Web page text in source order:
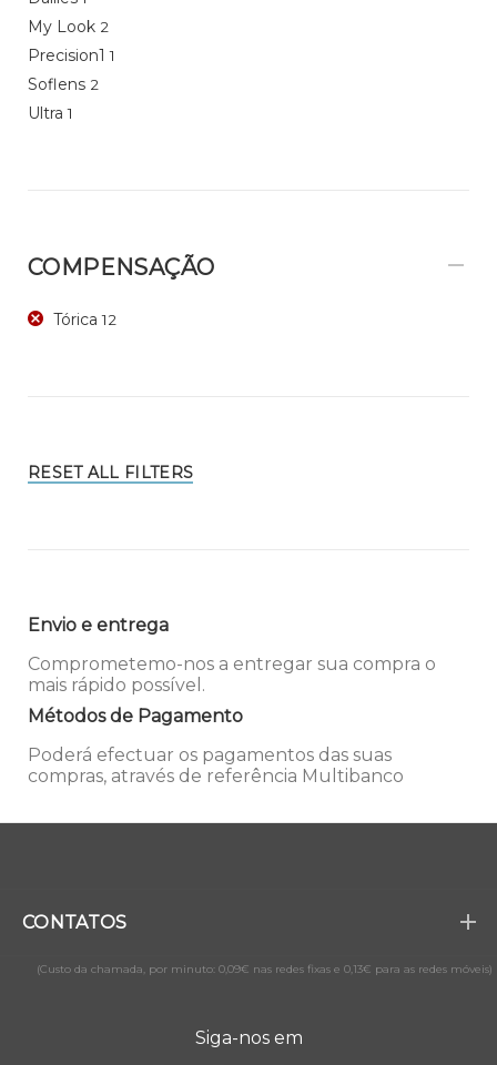
My Look 2
Precision1 1
Soflens 2
Ultra 1
COMPENSAÇÃO
Tórica 12
RESET ALL FILTERS
Envio e entrega
Comprometemo-nos a entregar sua compra o
mais rápido possível.
Métodos de Pagamento
Poderá efectuar os pagamentos das suas
compras, através de referência Multibanco
CONTATOS
(Custo da chamada, por minuto: 0,09€ nas redes fixas e 0,13€ para as redes móveis)
Siga-nos em